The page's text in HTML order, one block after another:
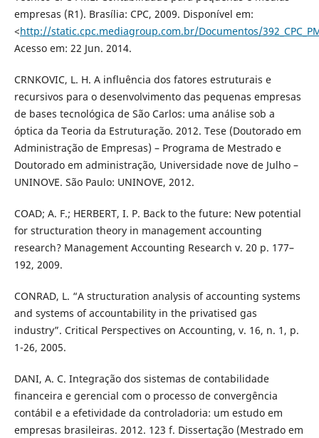
empresas (R1). Brasília: CPC, 2009. Disponível em:
<http://static.cpc.mediagroup.com.br/Documentos/
Acesso em: 22 Jun. 2014.
CRNKOVIC, L. H. A influência dos fatores estruturais e
recursivos para o desenvolvimento das pequenas empresas
de bases tecnológica de São Carlos: uma análise sob a
óptica da Teoria da Estruturação. 2012. Tese (Doutorado em
Administração de Empresas) – Programa de Mestrado e
Doutorado em administração, Universidade nove de Julho –
UNINOVE. São Paulo: UNINOVE, 2012.
COAD; A. F.; HERBERT, I. P. Back to the future: New potential
for structuration theory in management accounting
research? Management Accounting Research v. 20 p. 177–
192, 2009.
CONRAD, L. “A structuration analysis of accounting systems
and systems of accountability in the privatised gas
industry”. Critical Perspectives on Accounting, v. 16, n. 1, p.
1-26, 2005.
DANI, A. C. Integração dos sistemas de contabilidade
financeira e gerencial com o processo de convergência
contábil e a efetividade da controladoria: um estudo em
empresas brasileiras. 2012. 123 f. Dissertação (Mestrado em